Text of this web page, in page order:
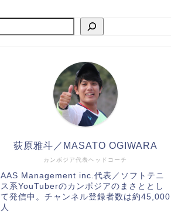
カンボジア代表ヘッドコーチ
荻原雅斗／MASATO OGIWARA
AAS Management inc.代表／ソフトテニ
ス系YouTuberのカンボジアのまさととし
て発信中。チャンネル登録者数は約45,000
人